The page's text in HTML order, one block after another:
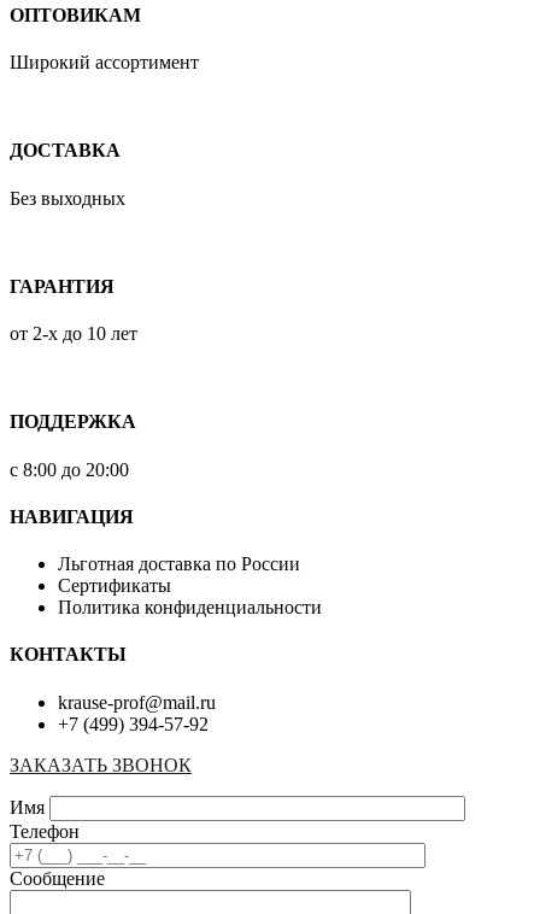
ОПТОВИКАМ
Широкий ассортимент
ДОСТАВКА
Без выходных
ГАРАНТИЯ
от 2-х до 10 лет
ПОДДЕРЖКА
с 8:00 до 20:00
НАВИГАЦИЯ
Льготная доставка по России
Сертификаты
Политика конфиденциальности
КОНТАКТЫ
krause-prof@mail.ru
+7 (499) 394-57-92
ЗАКАЗАТЬ ЗВОНОК
Имя
Телефон
Сообщение